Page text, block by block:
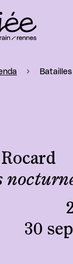
30